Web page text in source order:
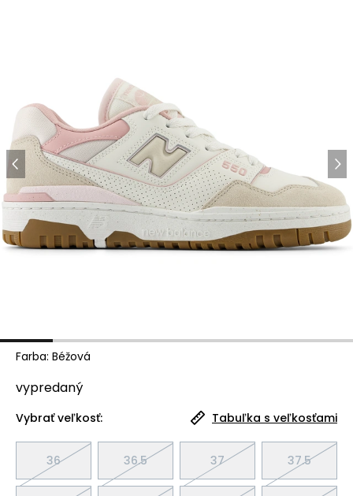
Farba: Béžová
vypredaný
Vybrať veľkosť: Tabuľka s veľkosťami
36 36.5 37 37.5